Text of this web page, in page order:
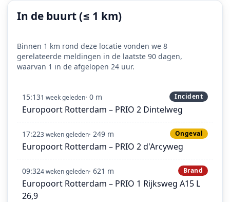
In de buurt (≤ 1 km)
Binnen 1 km rond deze locatie vonden we 8
gerelateerde meldingen in de laatste 90 dagen,
waarvan 1 in de afgelopen 24 uur.
15:131 week geleden· 0 m Incident
Europoort Rotterdam – PRIO 2 Dintelweg
17:223 weken geleden· 249 m Ongeval
Europoort Rotterdam – PRIO 2 d'Arcyweg
09:324 weken geleden· 621 m Brand
Europoort Rotterdam – PRIO 1 Rijksweg A15 L
26,9